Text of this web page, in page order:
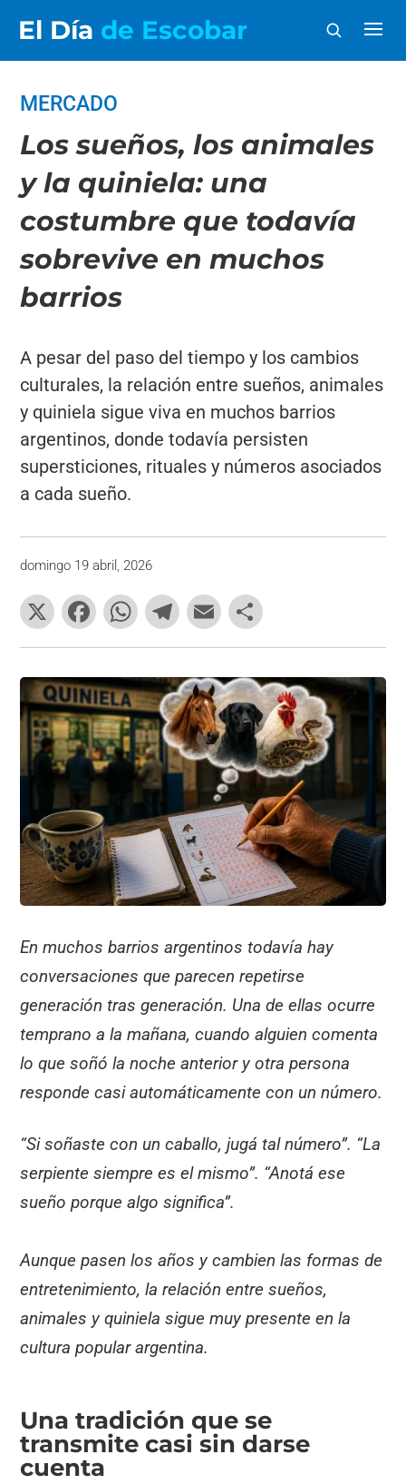
El Día de Escobar
MERCADO
Los sueños, los animales
y la quiniela: una
costumbre que todavía
sobrevive en muchos
barrios
A pesar del paso del tiempo y los cambios
culturales, la relación entre sueños, animales
y quiniela sigue viva en muchos barrios
argentinos, donde todavía persisten
supersticiones, rituales y números asociados
a cada sueño.
domingo 19 abril, 2026
X
F
a
c
e
b
o
o
k
W
h
at
s
A
p
p
T
el
e
gr
a
m
E
m
ai
l
o
m
p
ar
tir
En muchos barrios argentinos todavía hay
conversaciones que parecen repetirse
generación tras generación. Una de ellas ocurre
temprano a la mañana, cuando alguien comenta
lo que soñó la noche anterior y otra persona
responde casi automáticamente con un número.
“Si soñaste con un caballo, jugá tal número”. “La
serpiente siempre es el mismo”. “Anotá ese
sueño porque algo significa”.
Aunque pasen los años y cambien las formas de
entretenimiento, la relación entre sueños,
animales y quiniela sigue muy presente en la
cultura popular argentina.
Una tradición que se
transmite casi sin darse
cuenta